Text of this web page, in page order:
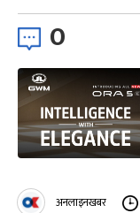
0
अनलाइनखबर